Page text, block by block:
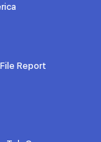
Report